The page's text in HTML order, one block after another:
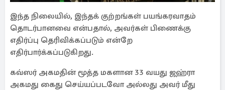
இந்த நிலையில், இந்தக் குற்றங்கள் பயங்கரவாதம்
தொடர்பானவை என்பதால், அவர்கள் பிணைக்கு
எதிர்ப்பு தெரிவிக்கப்படும் என்றே
எதிர்பார்க்கப்படுகிறது.
கவ்ஸர் அகமதின் மூத்த மகளான 33 வயது ஜஹ்ரா
அகமது கைது செய்யப்படவோ அல்லது அவர் மீது